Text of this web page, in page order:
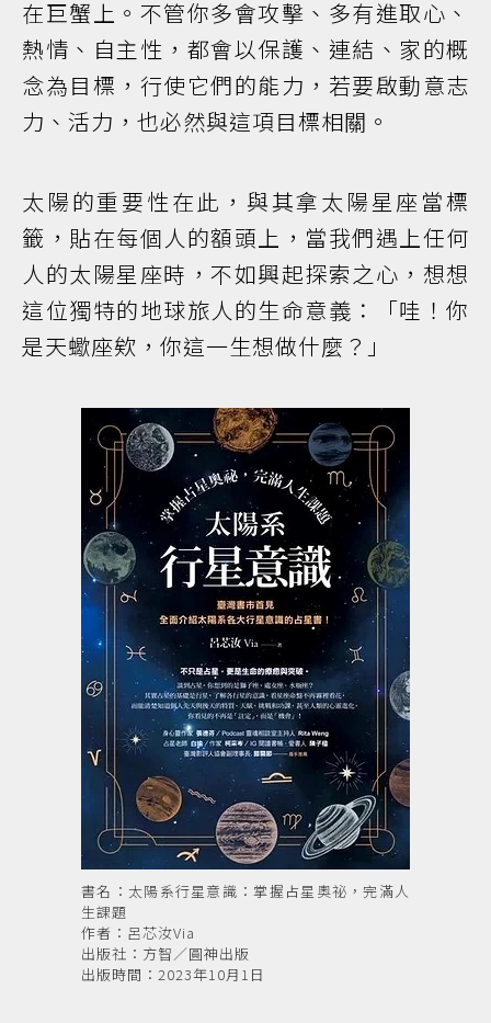
在巨蟹上。不管你多會攻擊、多有進取心、
熱情、自主性，都會以保護、連結、家的概
念為目標，行使它們的能力，若要啟動意志
力、活力，也必然與這項目標相關。
太陽的重要性在此，與其拿太陽星座當標
籤，貼在每個人的額頭上，當我們遇上任何
人的太陽星座時，不如興起探索之心，想想
這位獨特的地球旅人的生命意義：「哇！你
是天蠍座欸，你這一生想做什麼？」
書名：太陽系行星意識：掌握占星奧祕，完滿人
生課題
作者：呂芯汝Via
出版社：方智／圓神出版
出版時間：2023年10月1日